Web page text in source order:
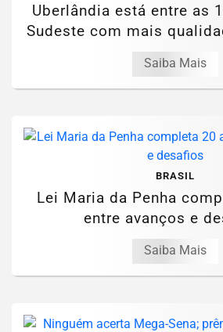
Uberlândia está entre as
Sudeste com mais
Saiba Mais
BRASIL
Lei Maria da Penha
entre avanços e
Saiba Mais